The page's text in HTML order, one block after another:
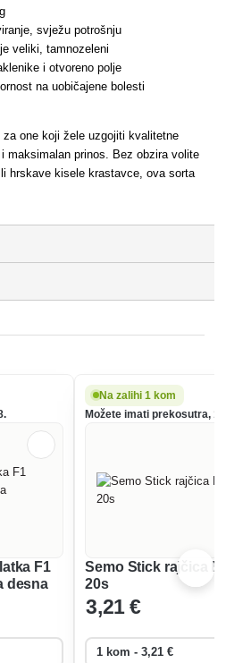
svježu potrošnju
veliki, tamnozeleni
i otvoreno polje
na uobičajene bolesti
one koji žele uzgojiti kvalitetne
maksimalan prinos. Bez obzira volite
hrskave kisele krastavce, ova sorta
F1
desna
Na zalihi 1 kom
Možete imati prekosutra,
Semo Stick rajčica
20s
3,21 €